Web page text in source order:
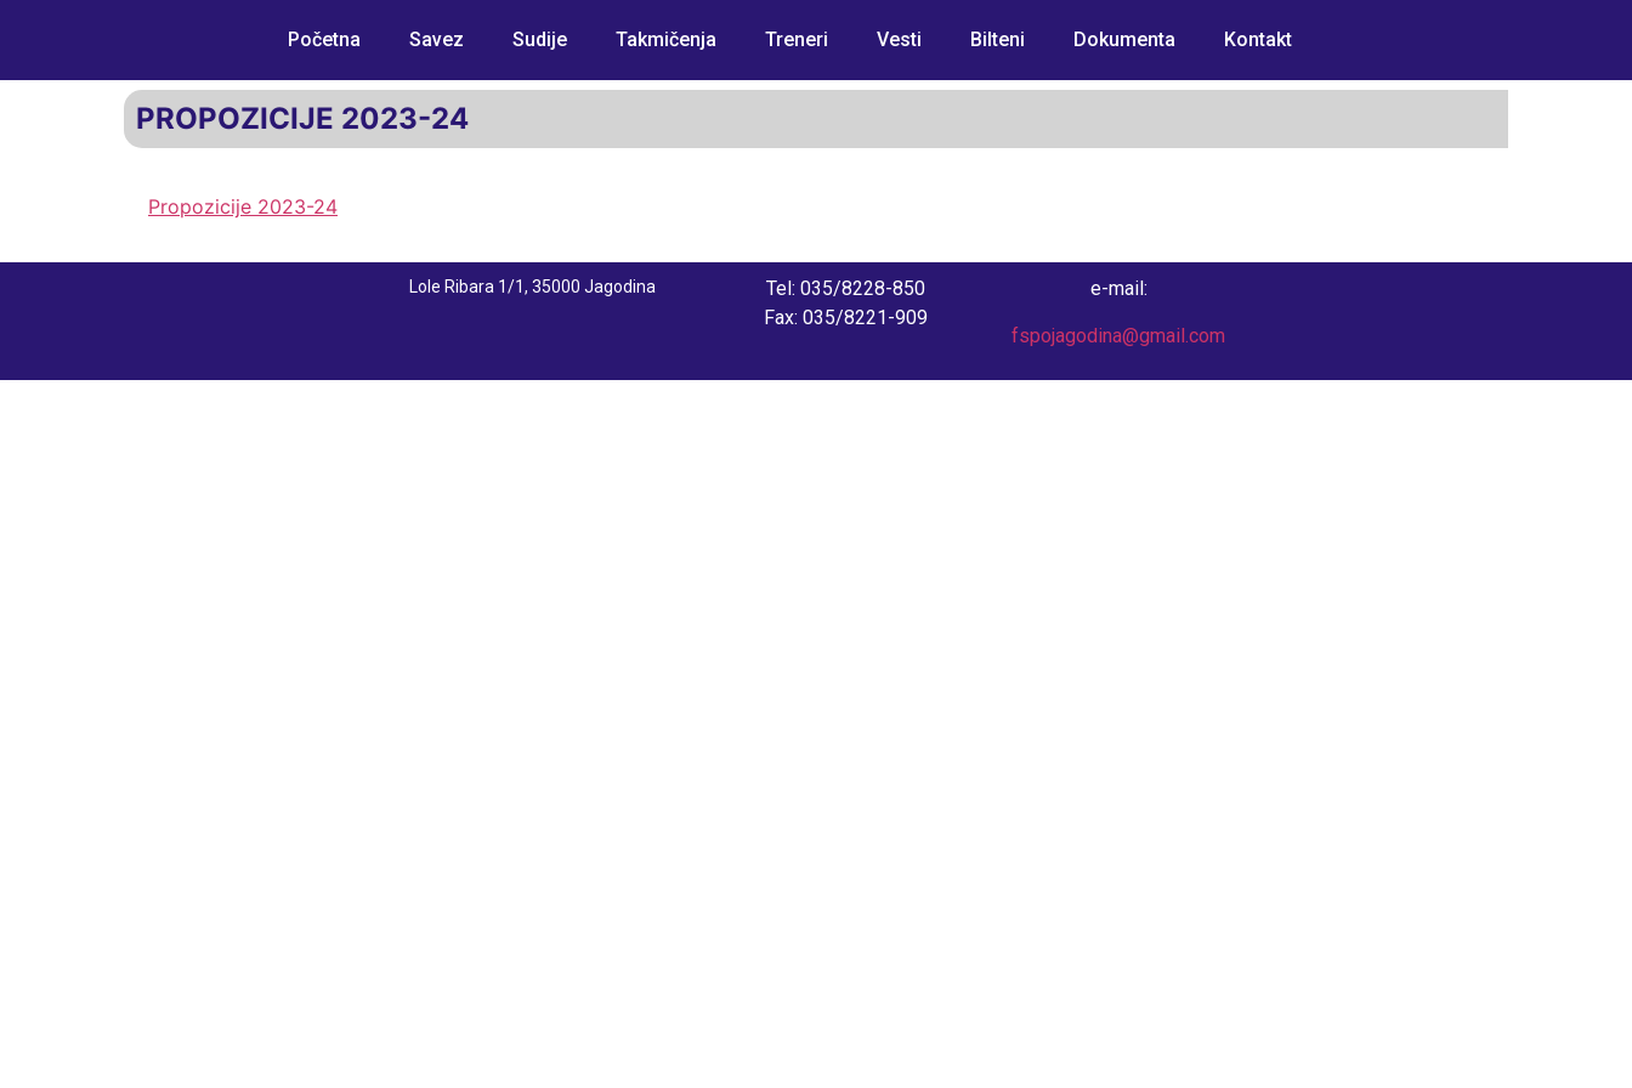
Početna Savez Sudije Takmičenja Treneri Vesti Bilteni Dokumenta Kontakt
PROPOZICIJE 2023-24
Propozicije 2023-24
Lole Ribara 1/1, 35000 Jagodina
Tel: 035/8228-850
Fax: 035/8221-909
e-mail:
fspojagodina@gmail.com